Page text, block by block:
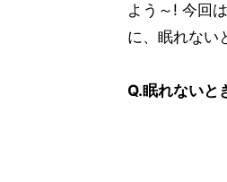
よう～! 今回
に、眠れない
Q.眠れないと